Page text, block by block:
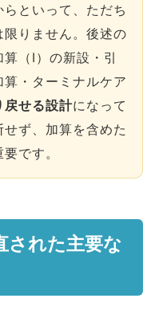
といって、ただち
りません。後述の
（Ⅰ）の新設・引
・ターミナルケア
戻せる設計になって
ず、加算を含めた
です。
された主要な